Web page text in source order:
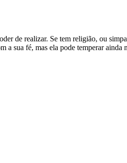
de realizar. Se tem religião, ou
a sua fé, mas ela pode temperar